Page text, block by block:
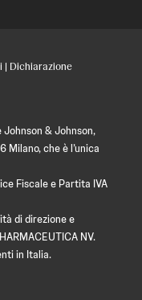
| Dichiarazione
& Johnson,
Milano, che è l’unica
Fiscale e Partita IVA
di direzione e
NV.
in Italia.